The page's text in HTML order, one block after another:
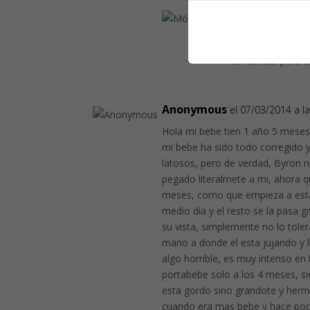
Un abrazo para
Anonymous el 07/03/2014 a
Hola mi bebe tien 1 año 5
mi bebe ha sido todo corregido
latosos, pero de verdad, Byron
pegado literalmete a mi, ahora
meses, como que empieza a
medio dia y el resto se la pasa
su vista, simplemente no lo
mano a donde el esta jujando y
algo horrible, es muy intenso
portabebe solo a los 4 meses,
esta gordo sino grandote y
cuando era mas bebe y hace